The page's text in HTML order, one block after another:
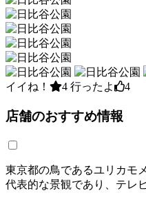
イイね！ 4 行ったよ 4
店舗のおすすめ情報
東京都の鳥であるユリカモ
代表的な景観であり、テレ